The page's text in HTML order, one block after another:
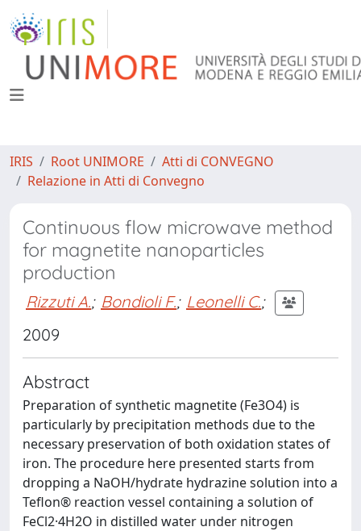
IRIS Root UNIMORE
Atti di CONVEGNO
Relazione in Atti di Convegno
Continuous flow microwave method
for magnetite nanoparticles
production
Rizzuti A.; Bondioli F.; Leonelli C.;
2009
Abstract
Preparation of synthetic magnetite (Fe3O4) is
particularly by precipitation methods due to the
necessary preservation of both oxidation states of
iron. The procedure here presented starts from
dropping a NaOH/hydrate hydrazine solution into a
Teflon® reaction vessel containing a solution of
FeCl2·4H2O in distilled water under nitrogen